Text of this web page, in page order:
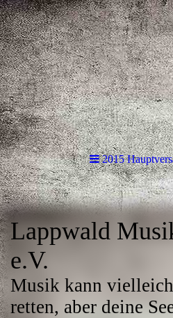
2015
Lappwald
e.V.
Musik kann
retten, aber deine